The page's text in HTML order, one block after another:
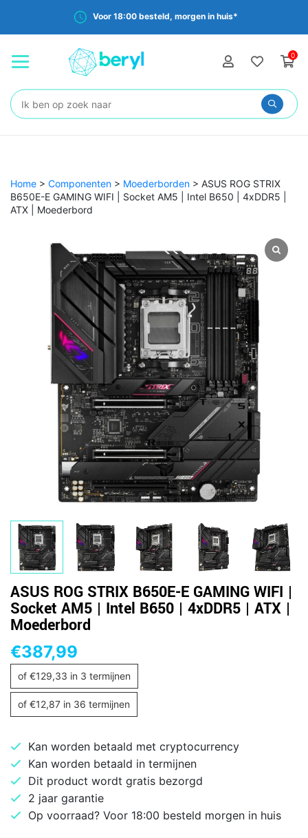
Voor 18:00 besteld, morgen in huis*
0
Zoeken:
Home > Componenten > Moederborden > ASUS ROG STRIX
B650E-E GAMING WIFI | Socket AM5 | Intel B650 | 4xDDR5 |
ATX | Moederbord
ASUS ROG STRIX B650E-E GAMING WIFI |
Socket AM5 | Intel B650 | 4xDDR5 | ATX |
Moederbord
€387,99
of €129,33 in 3 termijnen
of €12,87 in 36 termijnen
Kan worden betaald met cryptocurrency
Kan worden betaald in termijnen
Dit product wordt gratis bezorgd
2 jaar garantie
Op voorraad? Voor 18:00 besteld morgen in huis